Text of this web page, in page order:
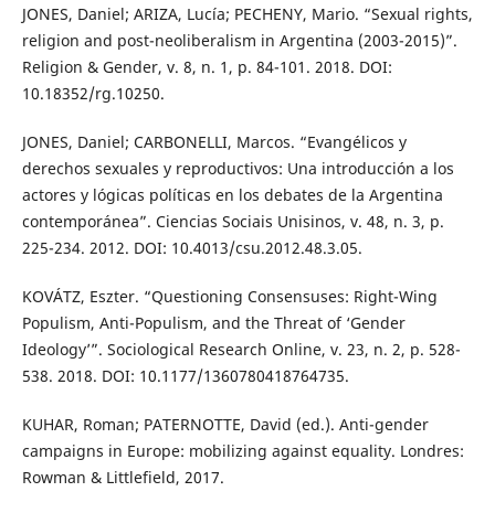
JONES, Daniel; ARIZA, Lucía; PECHENY, Mario. “Sexual rights,
religion and post-neoliberalism in Argentina (2003-2015)”.
Religion & Gender, v. 8, n. 1, p. 84-101. 2018. DOI:
10.18352/rg.10250.
JONES, Daniel; CARBONELLI, Marcos. “Evangélicos y
derechos sexuales y reproductivos: Una introducción a los
actores y lógicas políticas en los debates de la Argentina
contemporánea”. Ciencias Sociais Unisinos, v. 48, n. 3, p.
225-234. 2012. DOI: 10.4013/csu.2012.48.3.05.
KOVÁTZ, Eszter. “Questioning Consensuses: Right-Wing
Populism, Anti-Populism, and the Threat of ‘Gender
Ideology’”. Sociological Research Online, v. 23, n. 2, p. 528-
538. 2018. DOI: 10.1177/1360780418764735.
KUHAR, Roman; PATERNOTTE, David (ed.). Anti-gender
campaigns in Europe: mobilizing against equality. Londres:
Rowman & Littlefield, 2017.